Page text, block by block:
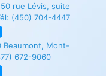
rue Lévis, suite
(450) 704-4447
Beaumont, Mont-
672-9060